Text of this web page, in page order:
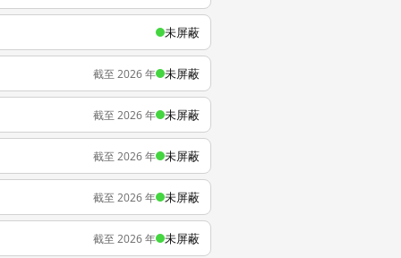
未屏蔽
截至 2026 年 未屏蔽
截至 2026 年 未屏蔽
截至 2026 年 未屏蔽
截至 2026 年 未屏蔽
截至 2026 年 未屏蔽